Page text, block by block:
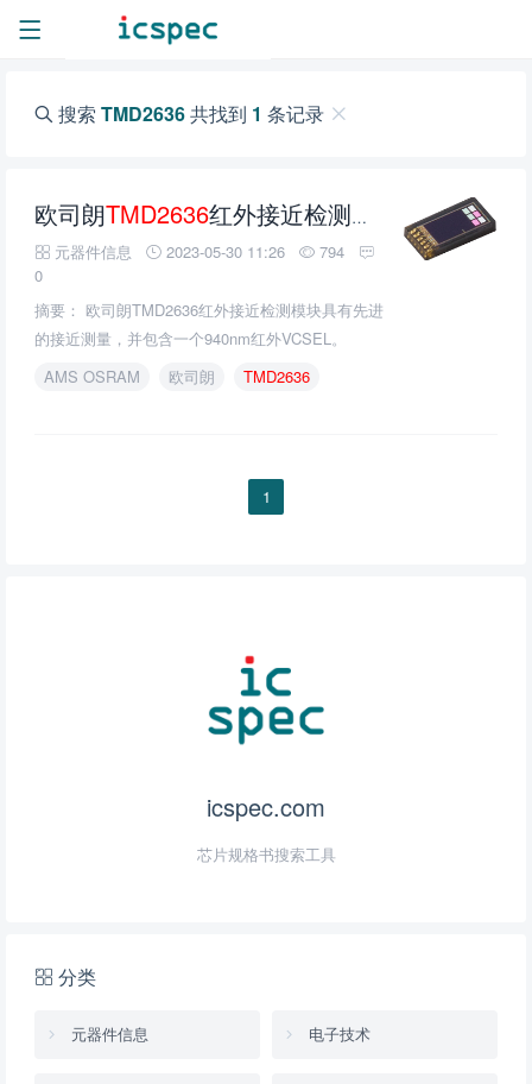
搜索 TMD2636共找到 1 条记录
欧司朗TMD2636红外接近检测模块的介绍、特性、及应用
元器件信息 2023-05-30 11:26
794
0
摘要： 欧司朗TMD2636红外接近检测模块具有先进
的接近测量，并包含一个940nm红外VCSEL。
AMS OSRAM
欧司朗 TMD2636
1
icspec.com
芯片规格书搜索工具
分类
元器件信息 电子技术